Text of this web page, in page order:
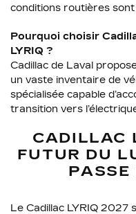
conditions routières sont
Pourquoi choisir
LYRIQ ?
Cadillac de Laval
un vaste inventaire de
spécialisée capable
transition vers
CADILLAC
FUTUR DU
Le Cadillac LYRIQ 2027